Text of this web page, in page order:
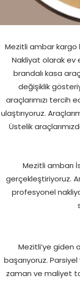
Mezitli ambar kargo
Nakliyat olarak ev
brandalı kasa
değişiklik
araçlarımızı tercih
ulaştırıyoruz.
Üstelik
Mezitli ambarı
gerçekleştiriyoruz.
profesyonel
Mezitli’ye giden
başarıyoruz.
zaman ve maliyet